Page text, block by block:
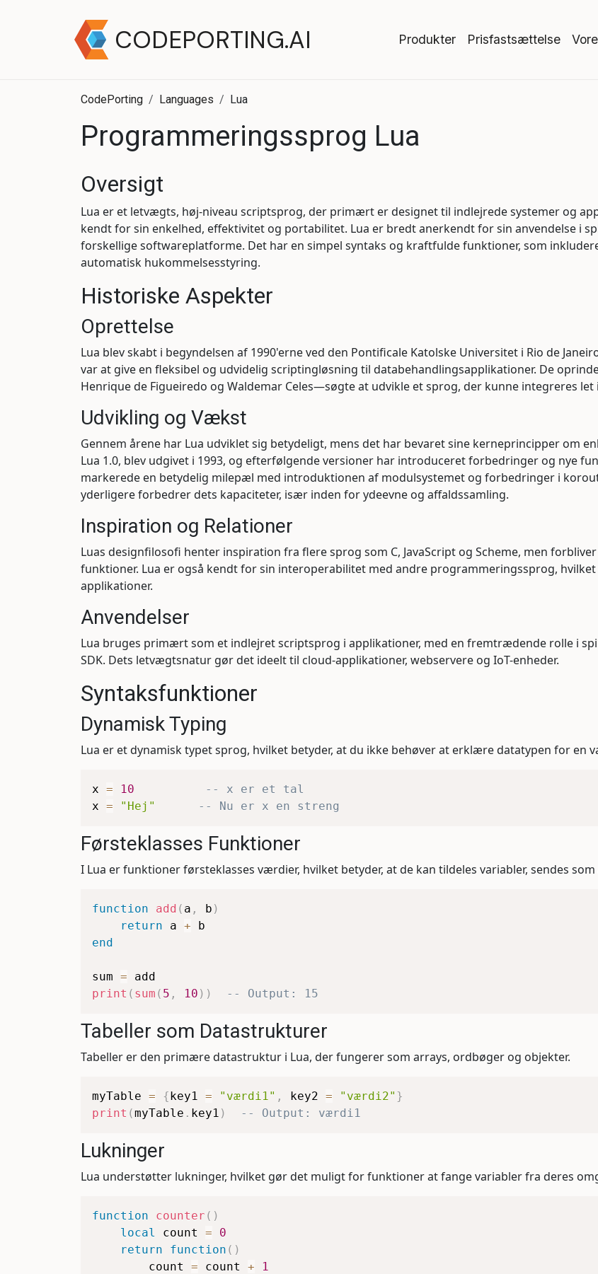
CODEPORTING.AI Produkter Prisfastsættelse
CodePorting Languages Lua
Programmeringssprog Lua
Oversigt
Lua er et letvægts, høj-niveau scriptsprog, der primært er designet til indlejrede systemer og
kendt for sin enkelhed, effektivitet og portabilitet. Lua er bredt anerkendt for sin anvendelse i
forskellige softwareplatforme. Det har en simpel syntaks og kraftfulde funktioner, som
automatisk hukommelsesstyring.
Historiske Aspekter
Oprettelse
Lua blev skabt i begyndelsen af 1990'erne ved den Pontificale Katolske Universitet i Rio de
var at give en fleksibel og udvidelig scriptingløsning til databehandlingsapplikationer. De
Henrique de Figueiredo og Waldemar Celes—søgte at udvikle et sprog, der kunne integreres
Udvikling og Vækst
Gennem årene har Lua udviklet sig betydeligt, mens det har bevaret sine kerneprincipper om
Lua 1.0, blev udgivet i 1993, og efterfølgende versioner har introduceret forbedringer og nye
markerede en betydelig milepæl med introduktionen af modulsystemet og forbedringer i
yderligere forbedrer dets kapaciteter, især inden for ydeevne og affaldssamling.
Inspiration og Relationer
Luas designfilosofi henter inspiration fra flere sprog som C, JavaScript og Scheme, men
funktioner. Lua er også kendt for sin interoperabilitet med andre programmeringssprog, hvilket
applikationer.
Anvendelser
Lua bruges primært som et indlejret scriptsprog i applikationer, med en fremtrædende rolle i
SDK. Dets letvægtsnatur gør det ideelt til cloud-applikationer, webservere og IoT-enheder.
Syntaksfunktioner
Dynamisk Typing
Lua er et dynamisk typet sprog, hvilket betyder, at du ikke behøver at erklære datatypen for en
x = 10
-- x er et tal
x = "Hej" -- Nu er x en streng
Førsteklasses Funktioner
I Lua er funktioner førsteklasses værdier, hvilket betyder, at de kan tildeles variabler, sendes
function add ( a , b )
return a +
end
sum =
print ( sum ( 5 , 10 ) ) -- Output: 15
Tabeller som Datastrukturer
Tabeller er den primære datastruktur i Lua, der fungerer som arrays, ordbøger og objekter.
myTable = {key1 = "værdi1" , key2 = "værdi2" }
print (myTable . key1 ) -- Output: værdi1
Lukninger
Lua understøtter lukninger, hvilket gør det muligt for funktioner at fange variabler fra deres
function counter ( )
local
count =
0
return
function ( )
        count
= count +
1